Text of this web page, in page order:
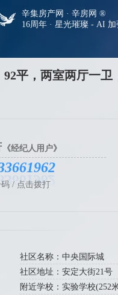
辛集房产网 · 辛房网 ®
16周年 · 星光璀璨 - AI
平，两室两厅一
《经纪人用户》
/ 点击拨打
社区名称：中央国际城
社区地址：安定大街21号
附近学校：实验学校(252